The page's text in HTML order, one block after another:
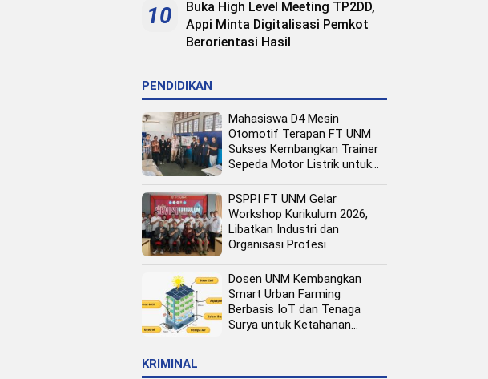
10
Buka High Level Meeting TP2DD,
Appi Minta Digitalisasi Pemkot
Berorientasi Hasil
PENDIDIKAN
Mahasiswa D4 Mesin
Otomotif Terapan FT UNM
Sukses Kembangkan Trainer
Sepeda Motor Listrik untuk
PSPPI FT UNM Gelar
Workshop Kurikulum 2026,
Libatkan Industri dan
Organisasi Profesi
Dosen UNM Kembangkan
Smart Urban Farming
Berbasis IoT dan Tenaga
Surya untuk Ketahanan
KRIMINAL